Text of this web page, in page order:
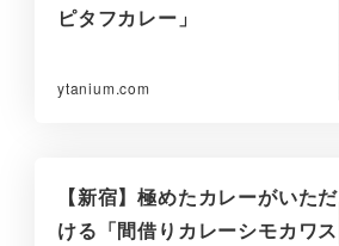
ピタフカレー」
ytanium.com
【新宿】極めたカレーがいただ
ける「間借りカレーシモカワス